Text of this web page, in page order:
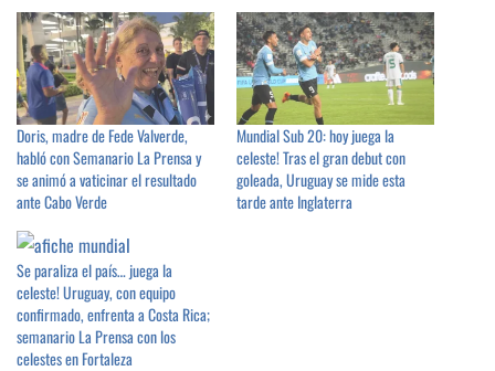
Doris, madre de Fede Valverde,
habló con Semanario La Prensa y
se animó a vaticinar el resultado
ante Cabo Verde
Mundial Sub 20: hoy juega la
celeste! Tras el gran debut con
goleada, Uruguay se mide esta
tarde ante Inglaterra
Se paraliza el país… juega la
celeste! Uruguay, con equipo
confirmado, enfrenta a Costa Rica;
semanario La Prensa con los
celestes en Fortaleza